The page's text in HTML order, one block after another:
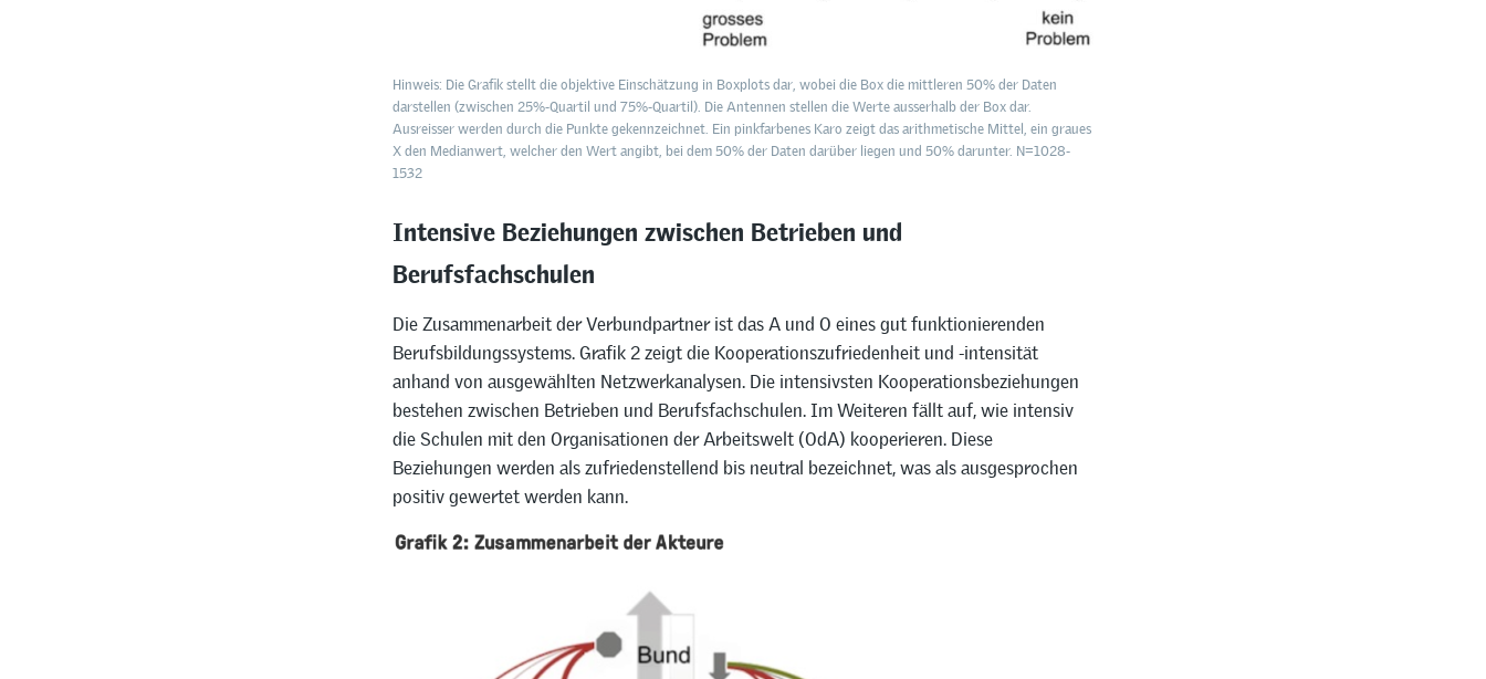
Hinweis: Die Grafik stellt die objektive Einschätzung in Boxplots dar, wobei die Box die mittleren 50% der Daten
darstellen (zwischen 25%-Quartil und 75%-Quartil). Die Antennen stellen die Werte ausserhalb der Box dar.
Ausreisser werden durch die Punkte gekennzeichnet. Ein pinkfarbenes Karo zeigt das arithmetische Mittel, ein graues
X den Medianwert, welcher den Wert angibt, bei dem 50% der Daten darüber liegen und 50% darunter. N=1028-
1532
Intensive Beziehungen zwischen Betrieben und
Berufsfachschulen
Die Zusammenarbeit der Verbundpartner ist das A und O eines gut funktionierenden
Berufsbildungssystems. Grafik 2 zeigt die Kooperationszufriedenheit und -intensität
anhand von ausgewählten Netzwerkanalysen. Die intensivsten Kooperationsbeziehungen
bestehen zwischen Betrieben und Berufsfachschulen. Im Weiteren fällt auf, wie intensiv
die Schulen mit den Organisationen der Arbeitswelt (OdA) kooperieren. Diese
Beziehungen werden als zufriedenstellend bis neutral bezeichnet, was als ausgesprochen
positiv gewertet werden kann.